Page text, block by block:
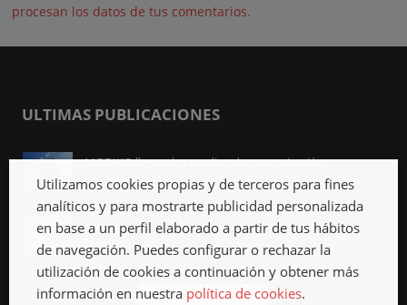
procesan los datos de tus comentarios.
ULTIMAS PUBLICACIONES
MODIKO llega a los medios de comunicación
Abr 3rd, 2023
Viviendas industrializadas, qué son y qué ventajas
tienen
Mar 27th, 2023
Utilizamos cookies propias y de terceros para fines
analíticos y para mostrarte publicidad personalizada
en base a un perfil elaborado a partir de tus hábitos
de navegación. Puedes configurar o rechazar la
utilización de cookies a continuación y obtener más
información en nuestra política de cookies.